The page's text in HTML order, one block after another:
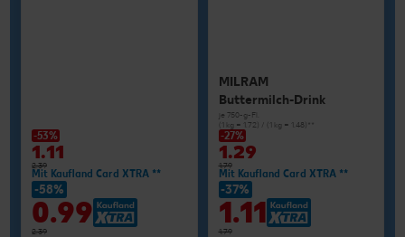
-53%
1.11
2.39
Mit Kaufland Card XTRA **
-58%
0.99
2.39
MILRAM
Buttermilch-Drink
je 750-g-Fl.
(1 kg = 1.72) / (1 kg = 1.48)**
-27%
1.29
1.79
Mit Kaufland Card XTRA **
-37%
1.11
1.79